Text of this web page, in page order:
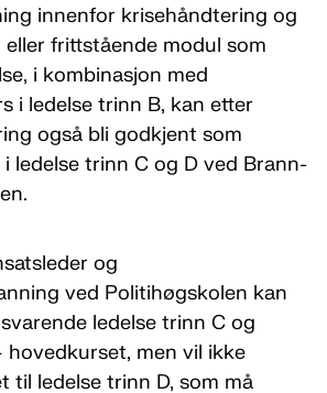
innenfor krisehåndtering og
eller frittstående modul som
i kombinasjon med
i ledelse trinn B, kan etter
også bli godkjent som
ledelse trinn C og D ved Brann-
og
ved Politihøgskolen kan
ledelse trinn C og
hovedkurset, men vil ikke
til ledelse trinn D, som må